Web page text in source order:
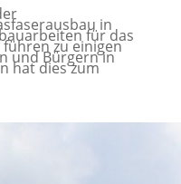
in
für das
zu einigen
und Bürgern in
hat dies zum